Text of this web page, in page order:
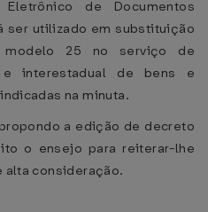
de Documentos
ser utilizado em substituição
modelo 25 no serviço de
e interestadual de bens e
na minuta.
a edição de decreto
o ensejo para reiterar-lhe
alta consideração.